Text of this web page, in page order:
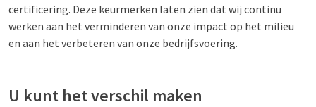
certificering. Deze keurmerken laten zien dat wij continu
werken aan het verminderen van onze impact op het milieu
en aan het verbeteren van onze bedrijfsvoering.
U kunt het verschil maken